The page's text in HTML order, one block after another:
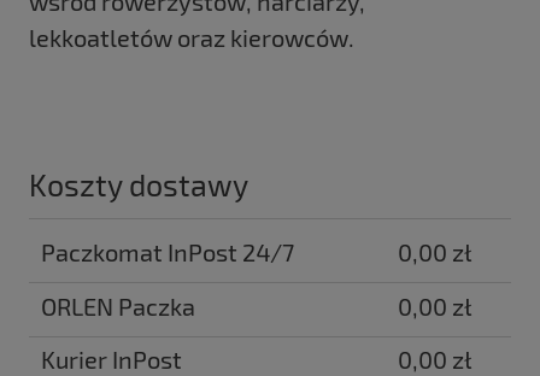
lekkoatletów oraz kierowców.
Koszty dostawy
Paczkomat InPost 24/7
0,00 zł
ORLEN Paczka
0,00 zł
Kurier InPost
0,00 zł